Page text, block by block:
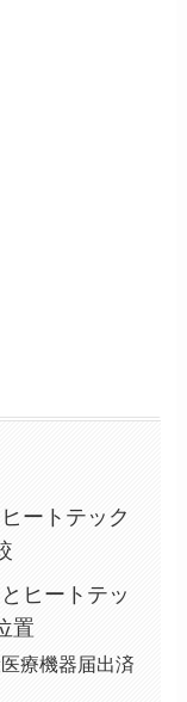
ートテック
ヒートテッ
置
療機器届出済